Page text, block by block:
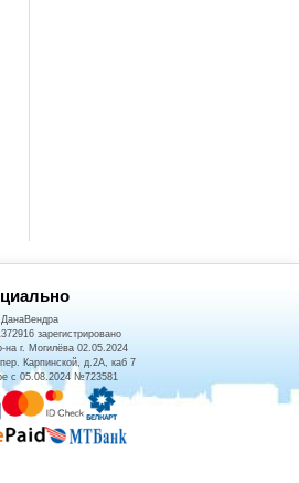
зарегистрировано
на г. Могилёва 02.05.2024
Карпинской, д.2А, каб 7
с 05.08.2024 №723581